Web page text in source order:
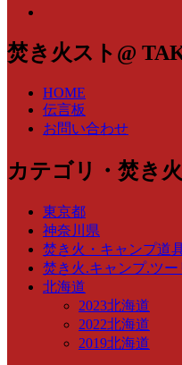
焚き火スト@
HOME
伝言板
お問い合わせ
カテゴリ・焚き
東京都
神奈川県
焚き火・キャンプ道
焚き火.キャンプ.ツー
北海道
2023北海道
2022北海道
2019北海道